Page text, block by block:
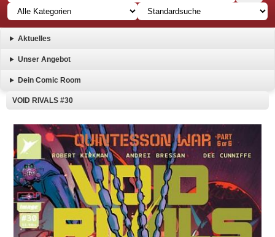
Aktuelles
Unser Angebot
Dein Comic Room
VOID RIVALS #30